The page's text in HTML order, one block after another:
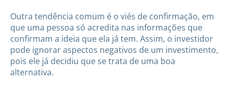
Outra tendência comum é o viés de confirmação, em
que uma pessoa só acredita nas informações que
confirmam a ideia que ela já tem. Assim, o investidor
pode ignorar aspectos negativos de um investimento,
pois ele já decidiu que se trata de uma boa
alternativa.